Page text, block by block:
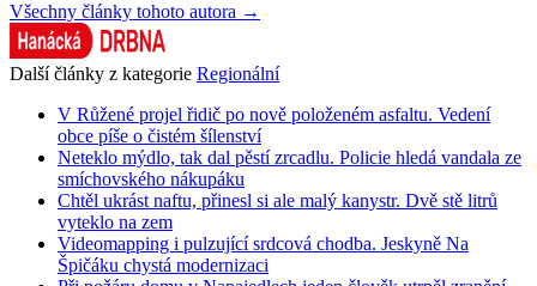
Všechny články tohoto autora →
Další články z kategorie Regionální
V Růžené projel řidič po nově položeném asfaltu. Vedení
obce píše o čistém šílenství
Neteklo mýdlo, tak dal pěstí zrcadlu. Policie hledá vandala ze
smíchovského nákupáku
Chtěl ukrást naftu, přinesl si ale malý kanystr. Dvě stě litrů
vyteklo na zem
Videomapping i pulzující srdcová chodba. Jeskyně Na
Špičáku chystá modernizaci